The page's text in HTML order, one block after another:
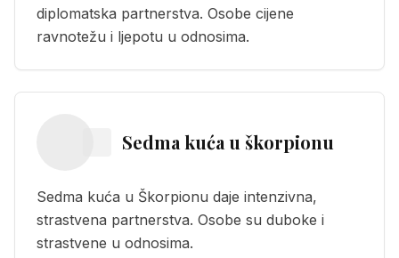
diplomatska partnerstva. Osobe cijene
ravnotežu i ljepotu u odnosima.
Sedma kuća u škorpionu
Sedma kuća u Škorpionu daje intenzivna,
strastvena partnerstva. Osobe su duboke i
strastvene u odnosima.